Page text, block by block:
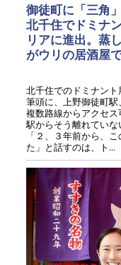
御徒町に「三角
北千住でドミナ
リアに進出。蒸
がウリの居酒屋
北千住でのドミナン
筆頭に、上野御徒町
複数路線からアクセス
駅からそう離れていな
「２、３年前から、
た」と話すのは、ト...